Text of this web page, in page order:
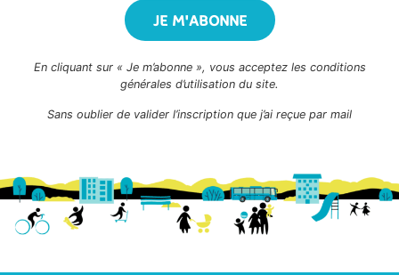
JE M'ABONNE
En cliquant sur « Je m’abonne », vous acceptez les conditions
générales d’utilisation du site.
Sans oublier de valider l’inscription que j’ai reçue par mail